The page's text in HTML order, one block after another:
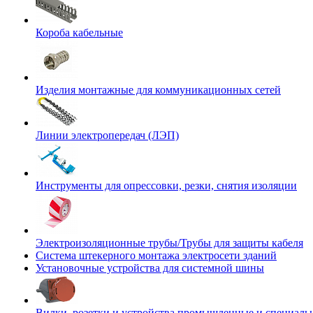
Короба кабельные
Изделия монтажные для коммуникационных сетей
Линии электропередач (ЛЭП)
Инструменты для опрессовки, резки, снятия изоляции
Электроизоляционные трубы/Трубы для защиты кабеля
Система штекерного монтажа электросети зданий
Установочные устройства для системной шины